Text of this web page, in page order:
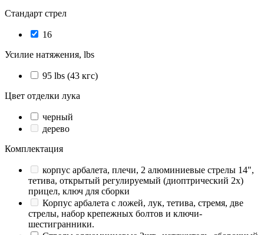
Стандарт стрел
16
Усилие натяжения, lbs
95 lbs (43 кгс)
Цвет отделки лука
черный
дерево
Комплектация
корпус арбалета, плечи, 2 алюминиевые стрелы 14",
тетива, открытый регулируемый (диоптрический 2x)
прицел, ключ для сборки
Корпус арбалета с ложей, лук, тетива, стремя, две
стрелы, набор крепежных болтов и ключи-
шестигранники.